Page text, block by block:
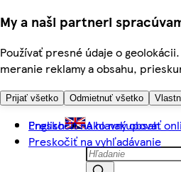
My a naši partneri
Používať presné údaje o
meranie reklamy a obsahu,
Prijať všetko Odmietnuť všetko
Preskočiť na hlavný obsah
Preskočiť na vyhľadávanie
English Ako nakupovať